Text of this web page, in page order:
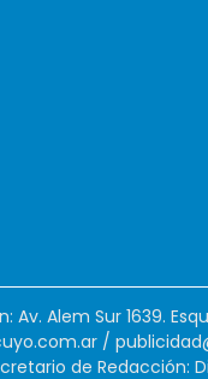
Av. Alem Sur 1639.
/
de Redacción: